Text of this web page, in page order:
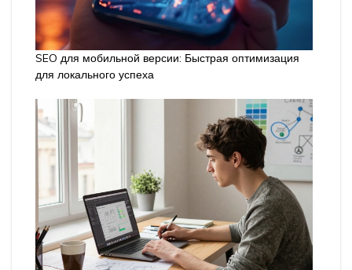
SEO для мобильной версии: Быстрая оптимизация
для локального успеха